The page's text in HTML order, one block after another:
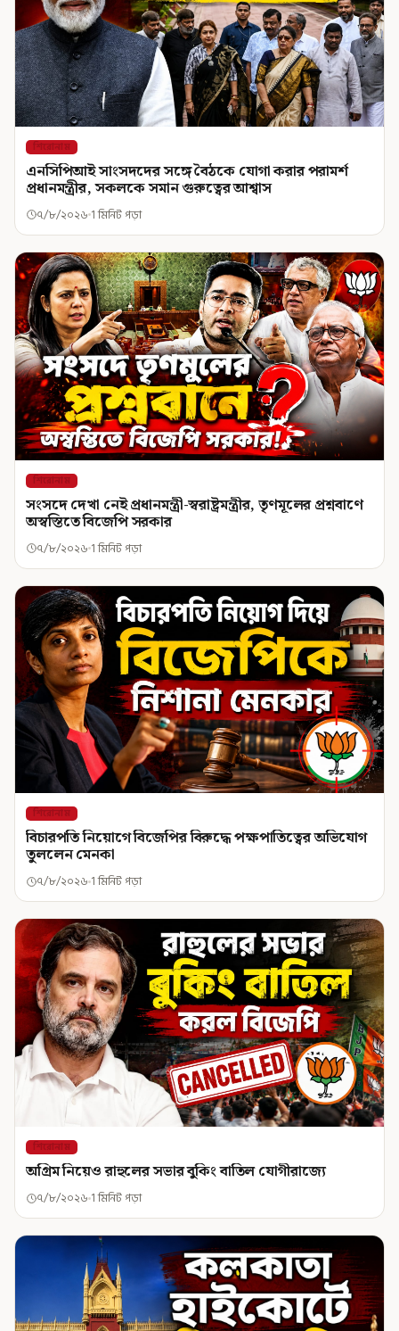
শিরোনাম
এনসিপিআই সাংসদদের সঙ্গে বৈঠকে যোগা করার পরামর্শ
প্রধানমন্ত্রীর, সকলকে সমান গুরুত্বের আশ্বাস
৭/৮/২০২৬ 1 মিনিট পড়া
শিরোনাম
সংসদে দেখা নেই প্রধানমন্ত্রী-স্বরাষ্ট্রমন্ত্রীর, তৃণমূলের প্রশ্নবাণে
অস্বস্তিতে বিজেপি সরকার
৭/৮/২০২৬ 1 মিনিট পড়া
শিরোনাম
বিচারপতি নিয়োগে বিজেপির বিরুদ্ধে পক্ষপাতিত্বের অভিযোগ
তুললেন মেনকা
৭/৮/২০২৬ 1 মিনিট পড়া
শিরোনাম
অগ্রিম নিয়েও রাহুলের সভার বুকিং বাতিল যোগীরাজ্যে
৭/৮/২০২৬ 1 মিনিট পড়া